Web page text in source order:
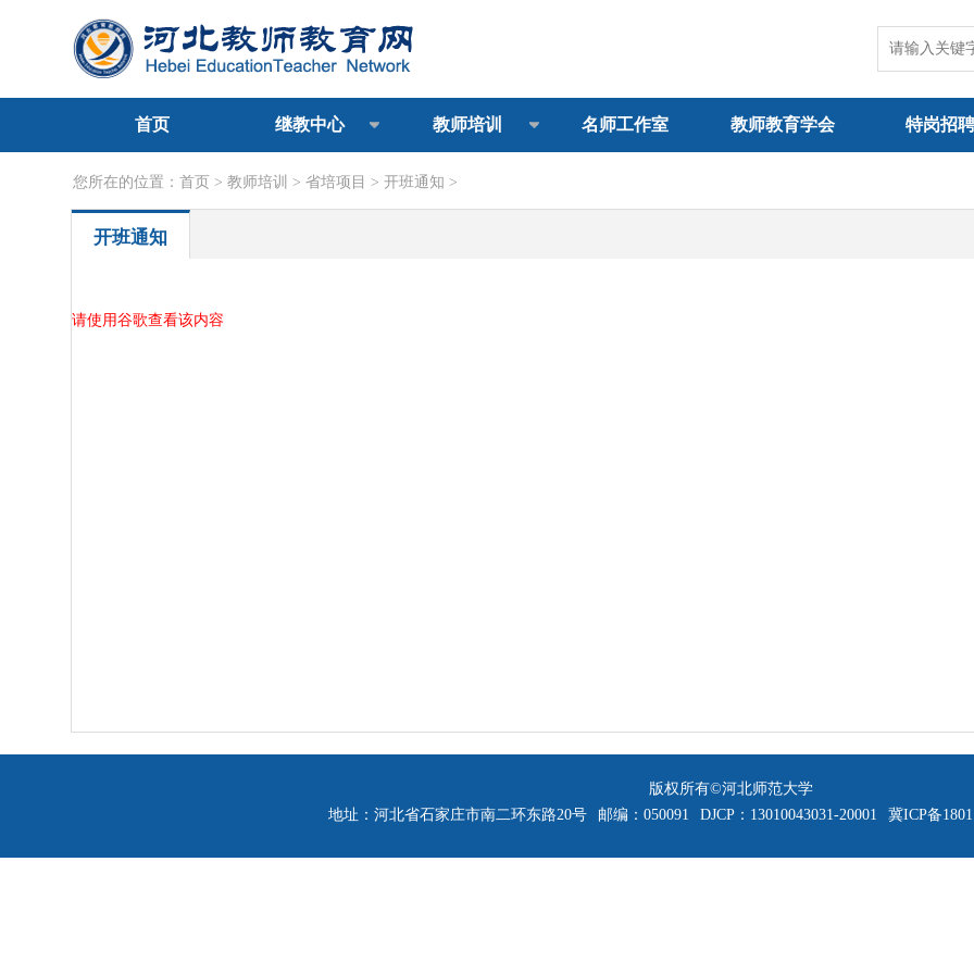
首页 继教中心 教师培训 名师工作室 教师教育学会 特岗招
您所在的位置：首页 >教师培训 >省培项目 >开班通知 >
开班通知
请使用谷歌查看该内容
版权所有©河北师范大学
地址：河北省石家庄市南二环东路20号
邮编：050091 DJCP：13010043031-20001 冀ICP备